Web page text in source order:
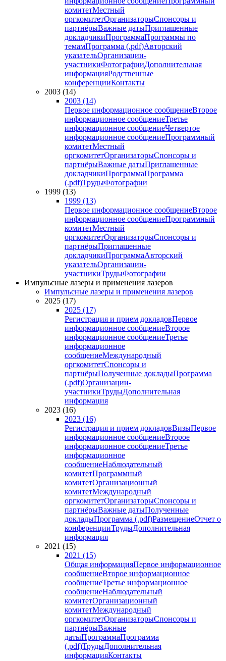
комитетМестный
оргкомитетОрганизаторыСпонсоры и
партнёрыВажные датыПриглашенные
докладчикиПрограммаПрограммы по
темамПрограмма (.pdf)Авторский
указательОрганизации-
участникиФотографииДополнительная
информацияРодственные
конференцииКонтакты
2003 (14)
2003 (14)
Первое информационное сообщениеВторое
информационное сообщениеТретье
информационное сообщениеЧетвертое
информационное сообщениеПрограммный
комитетМестный
оргкомитетОрганизаторыСпонсоры и
партнёрыВажные датыПриглашенные
докладчикиПрограммаПрограмма
(.pdf)ТрудыФотографии
1999 (13)
1999 (13)
Первое информационное сообщениеВторое
информационное сообщениеПрограммный
комитетМестный
оргкомитетОрганизаторыСпонсоры и
партнёрыПриглашенные
докладчикиПрограммаАвторский
указательОрганизации-
участникиТрудыФотографии
Импульсные лазеры и применения лазеров
Импульсные лазеры и применения лазеров
2025 (17)
2025 (17)
Регистрация и прием докладовПервое
информационное сообщениеВторое
информационное сообщениеТретье
информационное
сообщениеМеждународный
оргкомитетСпонсоры и
партнёрыПолученные докладыПрограмма
(.pdf)Организации-
участникиТрудыДополнительная
информация
2023 (16)
2023 (16)
Регистрация и прием докладовВизыПервое
информационное сообщениеВторое
информационное сообщениеТретье
информационное
сообщениеНаблюдательный
комитетПрограммный
комитетОрганизационный
комитетМеждународный
оргкомитетОрганизаторыСпонсоры и
партнёрыВажные датыПолученные
докладыПрограмма (.pdf)РазмещениеОтчет о
конференцииТрудыДополнительная
информация
2021 (15)
2021 (15)
Общая информацияПервое информационное
сообщениеВторое информационное
сообщениеТретье информационное
сообщениеНаблюдательный
комитетОрганизационный
комитетМеждународный
оргкомитетОрганизаторыСпонсоры и
партнёрыВажные
датыПрограммаПрограмма
(.pdf)ТрудыДополнительная
информацияКонтакты